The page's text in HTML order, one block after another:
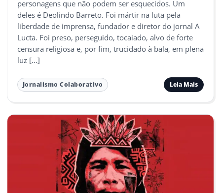
personagens que não podem ser esquecidos. Um
deles é Deolindo Barreto. Foi mártir na luta pela
liberdade de imprensa, fundador e diretor do jornal A
Lucta. Foi preso, perseguido, tocaiado, alvo de forte
censura religiosa e, por fim, trucidado à bala, em plena
luz […]
Jornalismo Colaborativo Leia Mais